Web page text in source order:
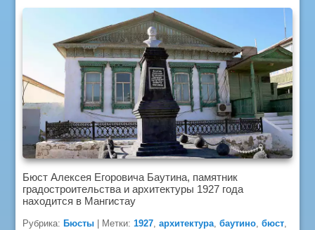
Бюст Алексея Егоровича Баутина, памятник
градостроительства и архитектуры 1927 года
находится в Мангистау
Рубрика: Бюсты Метки: 1927,архитектура,баутино,бюст,